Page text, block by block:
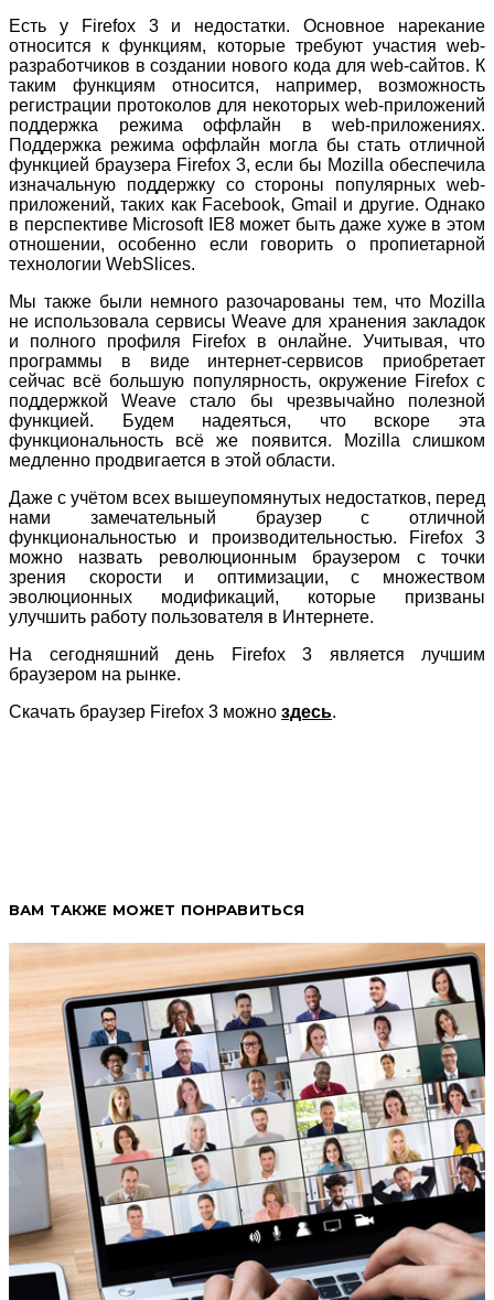
Есть у Firefox 3 и недостатки. Основное нарекание
относится к функциям, которые требуют участия web-
разработчиков в создании нового кода для web-сайтов. К
таким функциям относится, например, возможность
регистрации протоколов для некоторых web-приложений
поддержка режима оффлайн в web-приложениях.
Поддержка режима оффлайн могла бы стать отличной
функцией браузера Firefox 3, если бы Mozilla обеспечила
изначальную поддержку со стороны популярных web-
приложений, таких как Facebook, Gmail и другие. Однако
в перспективе Microsoft IE8 может быть даже хуже в этом
отношении, особенно если говорить о пропиетарной
технологии WebSlices.
Мы также были немного разочарованы тем, что Mozilla
не использовала сервисы Weave для хранения закладок
и полного профиля Firefox в онлайне. Учитывая, что
программы в виде интернет-сервисов приобретает
сейчас всё большую популярность, окружение Firefox с
поддержкой Weave стало бы чрезвычайно полезной
функцией. Будем надеяться, что вскоре эта
функциональность всё же появится. Mozilla слишком
медленно продвигается в этой области.
Даже с учётом всех вышеупомянутых недостатков, перед
нами замечательный браузер с отличной
функциональностью и производительностью. Firefox 3
можно назвать революционным браузером с точки
зрения скорости и оптимизации, с множеством
эволюционных модификаций, которые призваны
улучшить работу пользователя в Интернете.
На сегодняшний день Firefox 3 является лучшим
браузером на рынке.
Скачать браузер Firefox 3 можно здесь.
ВАМ ТАКЖЕ МОЖЕТ ПОНРАВИТЬСЯ